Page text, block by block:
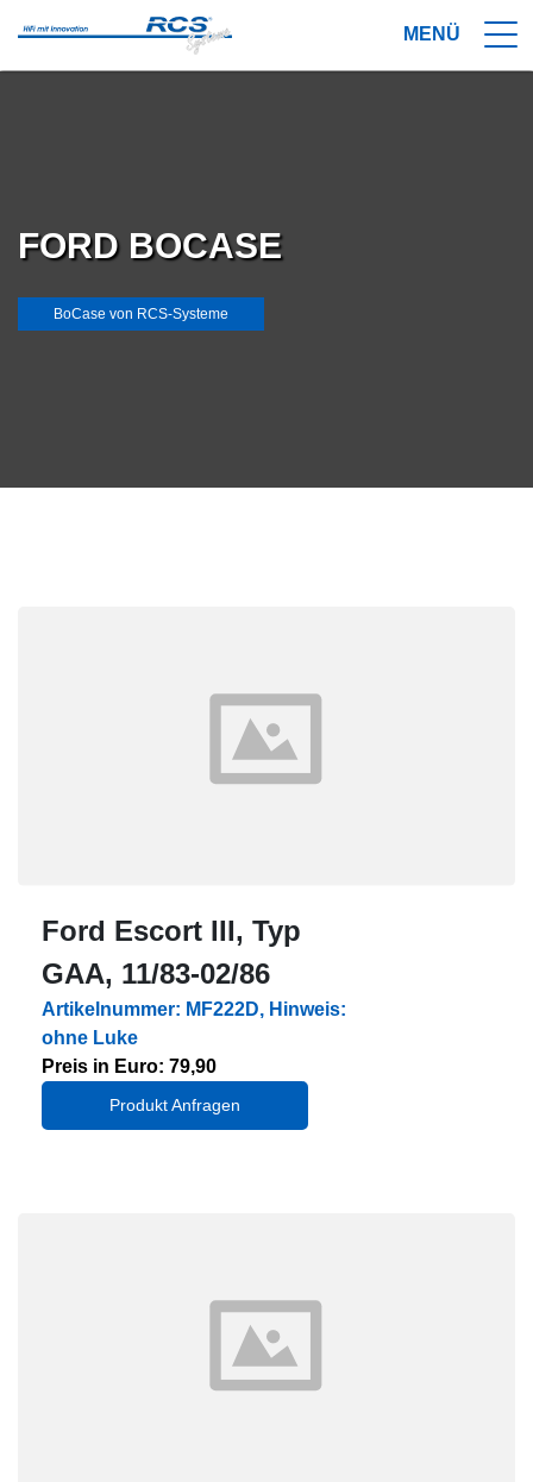
FORD BOCASE
BoCase von RCS-Systeme
Ford Escort III, Typ
GAA, 11/83-02/86
Artikelnummer: MF222D, Hinweis:
ohne Luke
Preis in Euro: 79,90
Produkt Anfragen